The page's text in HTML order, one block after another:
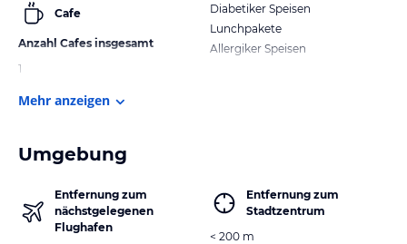
Cafe
Anzahl Cafes insgesamt
1
Diabetiker Speisen
Lunchpakete
Allergiker Speisen
Mehr anzeigen
Umgebung
Entfernung zum
nächstgelegenen
Flughafen
Entfernung zum
Stadtzentrum
< 200 m